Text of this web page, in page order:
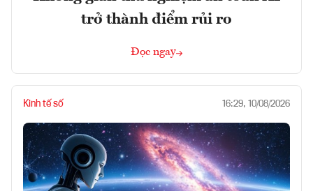
trở thành điểm rủi ro
Đọc ngay
Kinh tế số 16:29, 10/08/2026